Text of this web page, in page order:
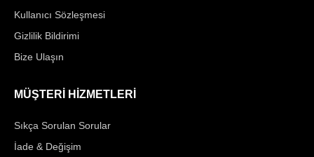
Kullanıcı Sözleşmesi
Gizlilik Bildirimi
Bize Ulaşın
MÜŞTERİ HİZMETLERİ
Sıkça Sorulan Sorular
İade & Değişim